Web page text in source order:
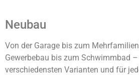
Neubau
Von der Garage bis zum
Gewerbebau bis zum Schwimmbad
verschiedensten Varianten und für